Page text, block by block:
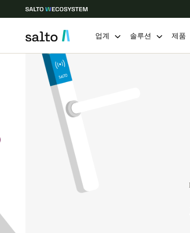
Choose your location and language settings
Global
Korean
업계 솔루션 제품